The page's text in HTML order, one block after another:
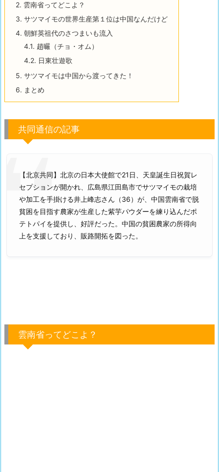
2. 雲南省ってどこよ？
3. サツマイモの世界生産第１位は中国なんだけど
4. 朝鮮英祖代のさつまいも流入
4.1. 趙曮（チョ・オム）
4.2. 日東壮遊歌
5. サツマイモは中国から渡ってきた！
6. まとめ
共同通信の記事
【北京共同】北京の日本大使館で21日、天皇誕生日祝賀レ
セプションが開かれ、広島県江田島市でサツマイモの栽培
や加工を手掛ける井上峰志さん（36）が、中国雲南省で脱
貧困を目指す農家が生産した紫芋パウダーを練り込んだポ
テトパイを提供し、好評だった。中国の貧困農家の所得向
上を支援しており、販路開拓を図った。
雲南省ってどこよ？